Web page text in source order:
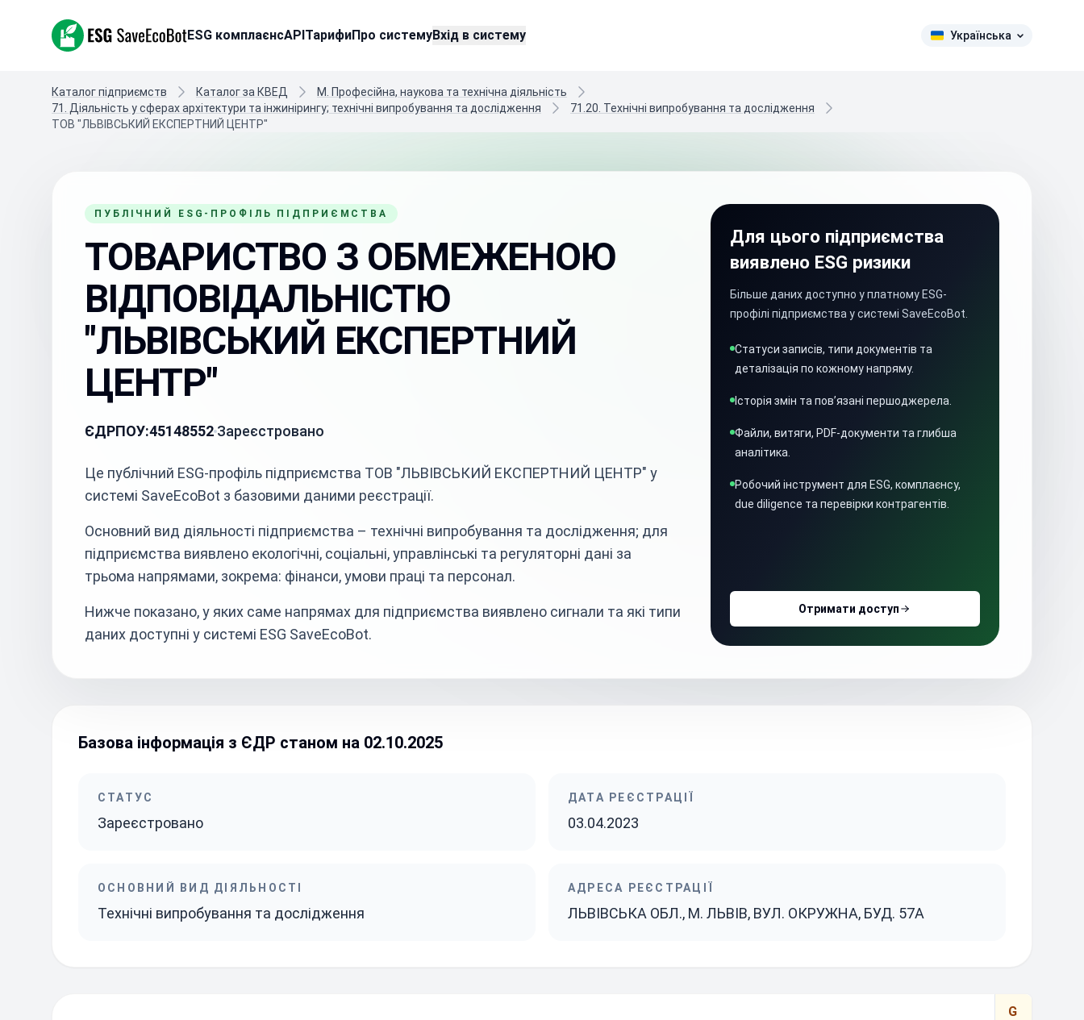
ESG SaveEcoBot ESG комплаєнсAPIТарифиПро системуВхід в систему Українська
Каталог підприємств Каталог за КВЕД
M. Професійна, наукова та технічна діяльність
71. Діяльність у сферах архітектури та інжинірингу; технічні випробування та дослідження
71.20. Технічні випробування та дослідження
ТОВ "ЛЬВІВСЬКИЙ ЕКСПЕРТНИЙ ЦЕНТР"
ПУБЛІЧНИЙ ESG-ПРОФІЛЬ ПІДПРИЄМСТВА
ТОВАРИСТВО З ОБМЕЖЕНОЮ
ВІДПОВІДАЛЬНІСТЮ
"ЛЬВІВСЬКИЙ ЕКСПЕРТНИЙ
ЦЕНТР"
ЄДРПОУ:45148552 Зареєстровано
Це публічний ESG-профіль підприємства ТОВ "ЛЬВІВСЬКИЙ ЕКСПЕРТНИЙ ЦЕНТР" у
системі SaveEcoBot з базовими даними реєстрації.
Основний вид діяльності підприємства – технічні випробування та дослідження; для
підприємства виявлено екологічні, соціальні, управлінські та регуляторні дані за
трьома напрямами, зокрема: фінанси, умови праці та персонал.
Нижче показано, у яких саме напрямах для підприємства виявлено сигнали та які типи
даних доступні у системі ESG SaveEcoBot.
Для цього підприємства
виявлено ESG ризики
Більше даних доступно у платному ESG-
профілі підприємства у системі SaveEcoBot.
Статуси записів, типи документів та
деталізація по кожному напряму.
Історія змін та пов’язані першоджерела.
Файли, витяги, PDF-документи та глибша
аналітика.
Робочий інструмент для ESG, комплаєнсу,
due diligence та перевірки контрагентів.
Отримати доступ
Базова інформація з ЄДР станом на 02.10.2025
СТАТУС
Зареєстровано
ДАТА РЕЄСТРАЦІЇ
03.04.2023
ОСНОВНИЙ ВИД ДІЯЛЬНОСТІ
Технічні випробування та дослідження
АДРЕСА РЕЄСТРАЦІЇ
ЛЬВІВСЬКА ОБЛ., М. ЛЬВІВ, ВУЛ. ОКРУЖНА, БУД. 57А
G